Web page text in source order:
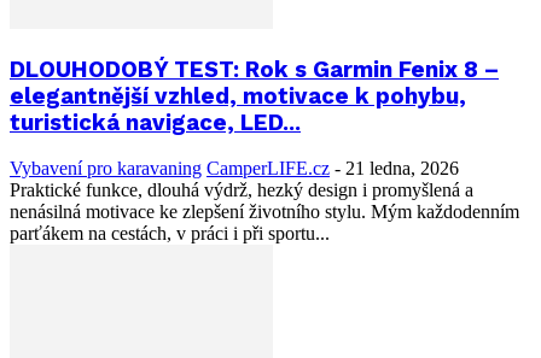
DLOUHODOBÝ TEST: Rok s Garmin Fenix 8 –
elegantnější vzhled, motivace k pohybu,
turistická navigace, LED...
Vybavení pro karavaning CamperLIFE.cz - 21 ledna, 2026
Praktické funkce, dlouhá výdrž, hezký design i promyšlená a
nenásilná motivace ke zlepšení životního stylu. Mým každodenním
parťákem na cestách, v práci i při sportu...